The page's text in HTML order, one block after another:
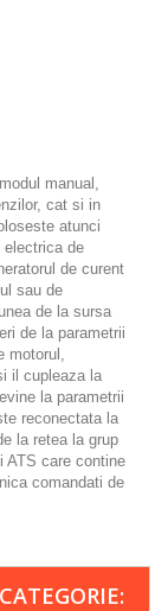
manual,
cat si in
atunci
electrica de
de curent
sau de
de la sursa
de la parametrii
motorul,
il cupleaza la
la parametrii
reconectata la
la retea la grup
ATS care contine
comandati de